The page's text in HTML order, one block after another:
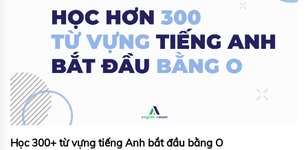
Học 300+ từ vựng tiếng Anh bắt đầu bằng O